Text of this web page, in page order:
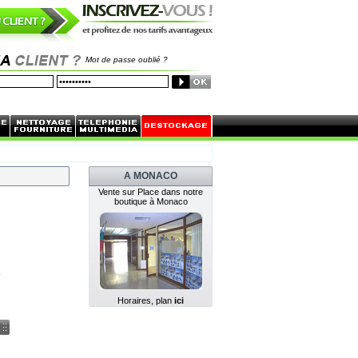
Mot de passe oublié ?
A MONACO
Vente sur Place dans notre
boutique à Monaco
Horaires, plan ici